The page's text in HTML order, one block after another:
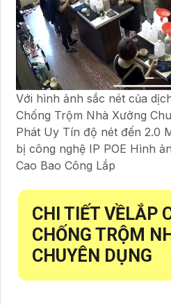
Với hình ảnh sắc nét của
Chống Trộm Nhà Xưởng
Phát Uy Tín độ nét đến 2.0
bị công nghệ IP POE Hình
Cao Bao Công Lắp
CHI TIẾT VỀLẮP
CHỐNG TRỘM
CHUYÊN DỤNG